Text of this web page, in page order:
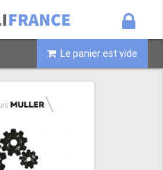
Le panier est vide